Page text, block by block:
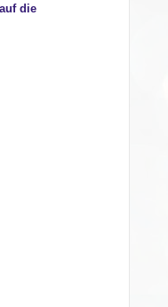
die